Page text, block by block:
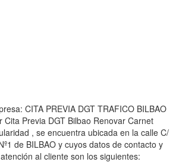
CITA PREVIA DGT TRAFICO BILBAO
Cita Previa DGT Bilbao Renovar Carnet
, se encuentra ubicada en la calle C/
de BILBAO y cuyos datos de contacto y
al cliente son los siguientes: